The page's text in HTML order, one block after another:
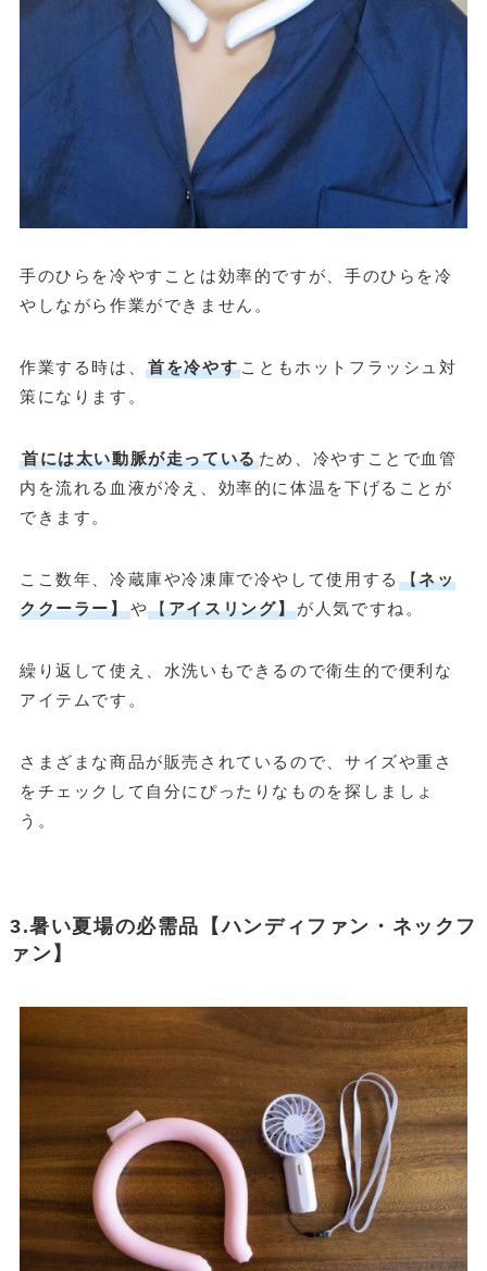
手のひらを冷やすことは効率的ですが、手のひらを冷
やしながら作業ができません。
作業する時は、首を冷やす こともホットフラッシュ対
策になります。
首には太い動脈が走っているため、冷やすことで血管
内を流れる血液が冷え、効率的に体温を下げることが
できます。
ここ数年、冷蔵庫や冷凍庫で冷やして使用する 【ネッ
ククーラー】や【アイスリング】が人気ですね。
繰り返して使え、水洗いもできるので衛生的で便利な
アイテムです。
さまざまな商品が販売されているので、サイズや重さ
をチェックして自分にぴったりなものを探しましょ
う。
3.暑い夏場の必需品【ハンディファン・ネックフ
ァン】